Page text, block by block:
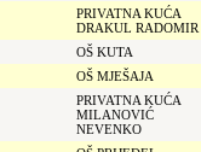
PRIVATNA KUĆA
DRAKUL RADOMIR
OŠ KUTA
OŠ MJEŠAJA
PRIVATNA KUĆA
MILANOVIĆ
NEVENKO